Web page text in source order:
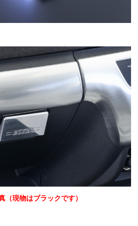
（現物はブラックです）